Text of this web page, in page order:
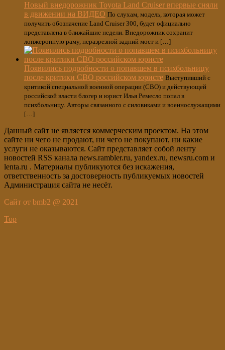
Новый внедорожник Toyota Land Cruiser впервые сняли
в движении на ВИДЕО По слухам, модель, которая может
получить обозначение Land Cruiser 300, будет официально
представлена в ближайшие недели. Внедорожник сохранит
лонжеронную раму, неразрезной задний мост и […]
Появились подробности о попавшем в психбольницу
после критики СВО российском юристе Выступивший с
критикой специальной военной операции (СВО) и действующей
российской власти блогер и юрист Илья Ремесло попал в
психбольницу. Авторы связанного с силовиками и военнослужащими
[…]
Данный сайт не является коммерческим проектом. На этом
сайте ни чего не продают, ни чего не покупают, ни какие
услуги не оказываются. Сайт представляет собой ленту
новостей RSS канала news.rambler.ru, yandex.ru, newsru.com и
lenta.ru . Материалы публикуются без искажения,
ответственность за достоверность публикуемых новостей
Администрация сайта не несёт.
Сайт от bmb2 @ 2021
Top